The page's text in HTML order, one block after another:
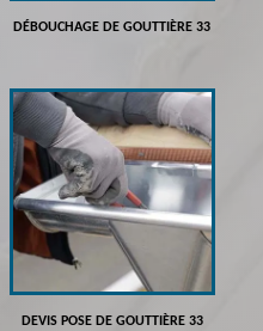
DÉBOUCHAGE DE GOUTTIÈRE 33
DEVIS POSE DE GOUTTIÈRE 33